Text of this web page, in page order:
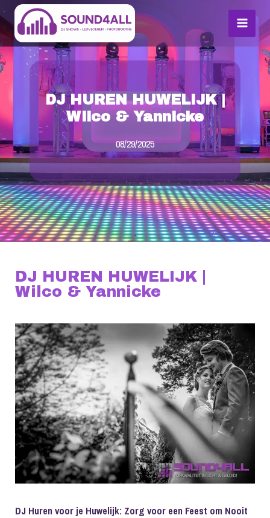
Skip
content
DJ HUREN HUWELIJK |
Wilco & Yannicke
08/29/2025
DJ HUREN HUWELIJK |
Wilco & Yannicke
DJ Huren voor je Huwelijk: Zorg voor een Feest om Nooit